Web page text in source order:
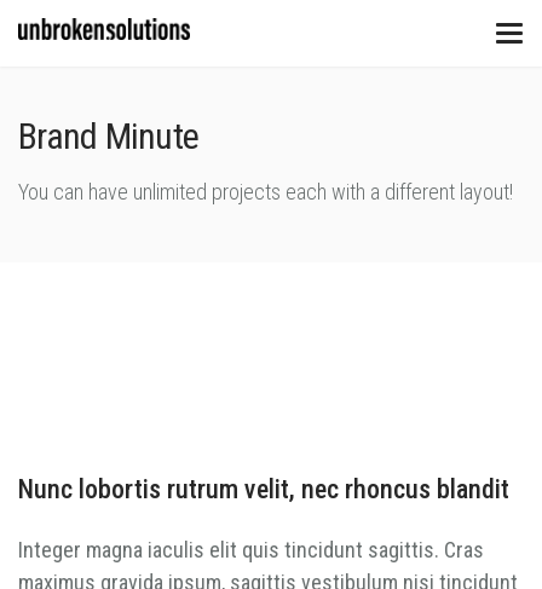
Brand Minute
You can have unlimited projects each with a different layout!
Nunc lobortis rutrum velit, nec rhoncus blandit
Integer magna iaculis elit quis tincidunt sagittis. Cras
maximus gravida ipsum, sagittis vestibulum nisi tincidunt